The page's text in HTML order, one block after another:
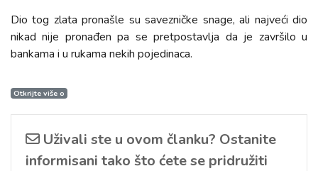
Dio tog zlata pronašle su savezničke snage, ali najveći dio
nikad nije pronađen pa se pretpostavlja da je završilo u
bankama i u rukama nekih pojedinaca.
Otkrijte više o
Uživali ste u ovom članku? Ostanite
informisani tako što ćete se pridružiti